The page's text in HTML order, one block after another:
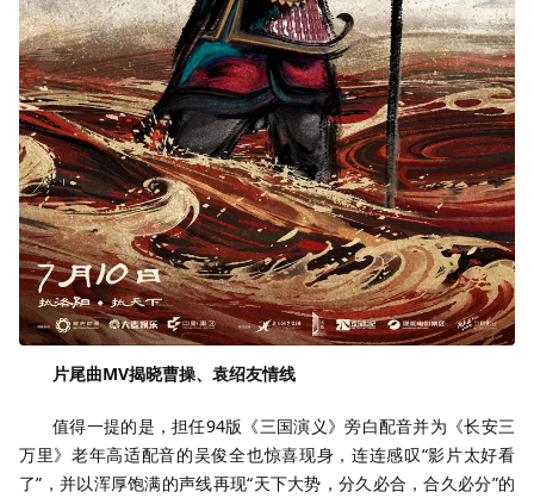
片尾曲MV揭晓曹操、袁绍友情线
值得一提的是，担任94版《三国演义》旁白配音并为《长安三
万里》老年高适配音的吴俊全也惊喜现身，连连感叹“影片太好看
了”，并以浑厚饱满的声线再现“天下大势，分久必合，合久必分”的